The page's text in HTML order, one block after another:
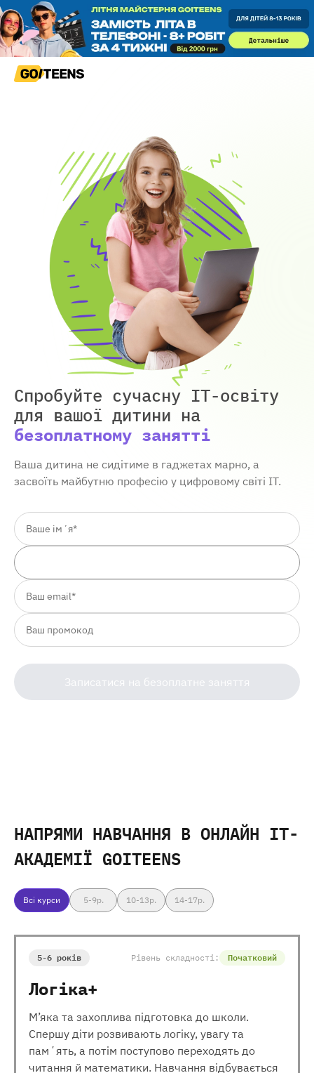
Спробуйте сучасну IT-освіту
для вашої дитини на
безоплатному занятті
Ваша дитина не сидітиме в гаджетах марно, а
засвоїть майбутню професію у цифровому світі ІТ.
Записатися на безоплатне заняття
НАПРЯМИ НАВЧАННЯ В ОНЛАЙН IT-
АКАДЕМІЇ GOITEENS
Всі курси 5-9р. 10-13р. 14-17р.
5-6 років Рівень складності: Початковий
Логіка+
М’яка та захоплива підготовка до школи.
Спершу діти розвивають логіку, увагу та
памʼять, а потім поступово переходять до
читання й математики. Навчання відбувається